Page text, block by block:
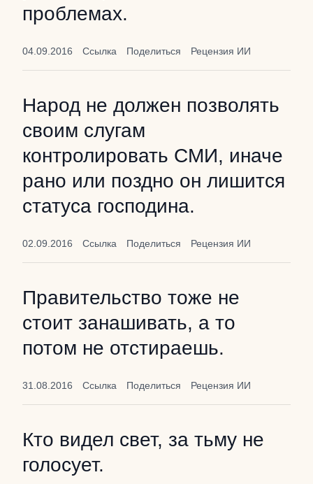
проблемах.
04.09.2016 Ссылка Поделиться Рецензия ИИ
Народ не должен позволять
своим слугам
контролировать СМИ, иначе
рано или поздно он лишится
статуса господина.
02.09.2016 Ссылка Поделиться Рецензия ИИ
Правительство тоже не
стоит занашивать, а то
потом не отстираешь.
31.08.2016 Ссылка Поделиться Рецензия ИИ
Кто видел свет, за тьму не
голосует.